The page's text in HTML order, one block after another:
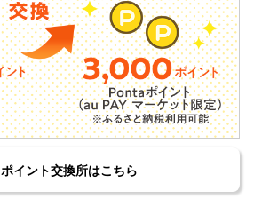
ポイント交換所はこちら